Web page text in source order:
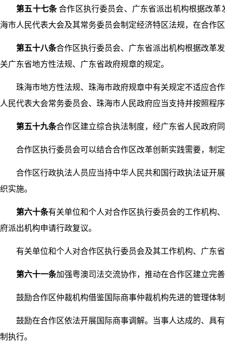
第五十七条合作区执行委员会、广东省派出机构根据改
海市人民代表大会及其常务委员会制定经济特区法规，在合作
第五十八条合作区执行委员会、广东省派出机构根据改革
关广东省地方性法规、广东省政府规章的规定。
珠海市地方性法规、珠海市政府规章中有关规定不适应合作
人民代表大会常务委员会、珠海市人民政府应当支持并按照程
第五十九条合作区建立综合执法制度，经广东省人民政府
合作区执行委员会可以结合合作区改革创新实践需要，制
合作区行政执法人员应当持中华人民共和国行政执法证开展
织实施。
第六十条有关单位和个人对合作区执行委员会的工作机构
府派出机构申请行政复议。
有关单位和个人对合作区执行委员会及其工作机构、广东省
第六十一条加强粤澳司法交流协作，推动在合作区建立完
鼓励合作区仲裁机构借鉴国际商事仲裁机构先进的管理体
鼓励在合作区依法开展国际商事调解。当事人达成的、具有
制执行。